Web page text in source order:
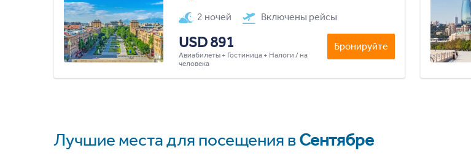
2 ночей Включены рейсы
USD 891
Авиабилеты + Гостиница + Налоги / на
человека
Бронируйте
Лучшие места для посещения вСентябре